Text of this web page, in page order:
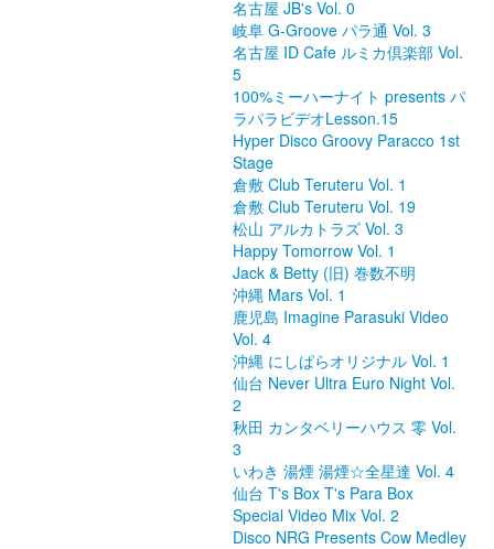
名古屋 JB's Vol. 0
岐阜 G-Groove パラ通 Vol. 3
名古屋 ID Cafe ルミカ倶楽部 Vol.
5
100%ミーハーナイト presents パ
ラパラビデオLesson.15
Hyper Disco Groovy Paracco 1st
Stage
倉敷 Club Teruteru Vol. 1
倉敷 Club Teruteru Vol. 19
松山 アルカトラズ Vol. 3
Happy Tomorrow Vol. 1
Jack & Betty (旧) 巻数不明
沖縄 Mars Vol. 1
鹿児島 Imagine Parasuki Video
Vol. 4
沖縄 にしぱらオリジナル Vol. 1
仙台 Never Ultra Euro Night Vol.
2
秋田 カンタベリーハウス 零 Vol.
3
いわき 湯煙 湯煙☆全星達 Vol. 4
仙台 T's Box T's Para Box
Special Video Mix Vol. 2
Disco NRG Presents Cow Medley